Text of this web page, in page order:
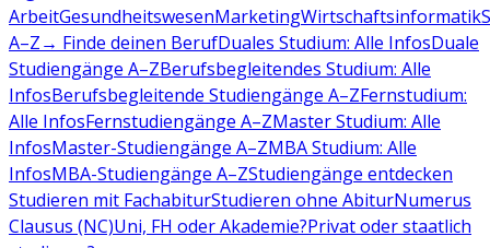
ArbeitGesundheitswesenMarketingWirtschaftsinformatik
A–Z→ Finde deinen BerufDuales Studium: Alle InfosDuale
Studiengänge A–ZBerufsbegleitendes Studium: Alle
InfosBerufsbegleitende Studiengänge A–ZFernstudium:
Alle InfosFernstudiengänge A–ZMaster Studium: Alle
InfosMaster-Studiengänge A–ZMBA Studium: Alle
InfosMBA-Studiengänge A–ZStudiengänge entdecken
Studieren mit FachabiturStudieren ohne AbiturNumerus
Clausus (NC)Uni, FH oder Akademie?Privat oder staatlich